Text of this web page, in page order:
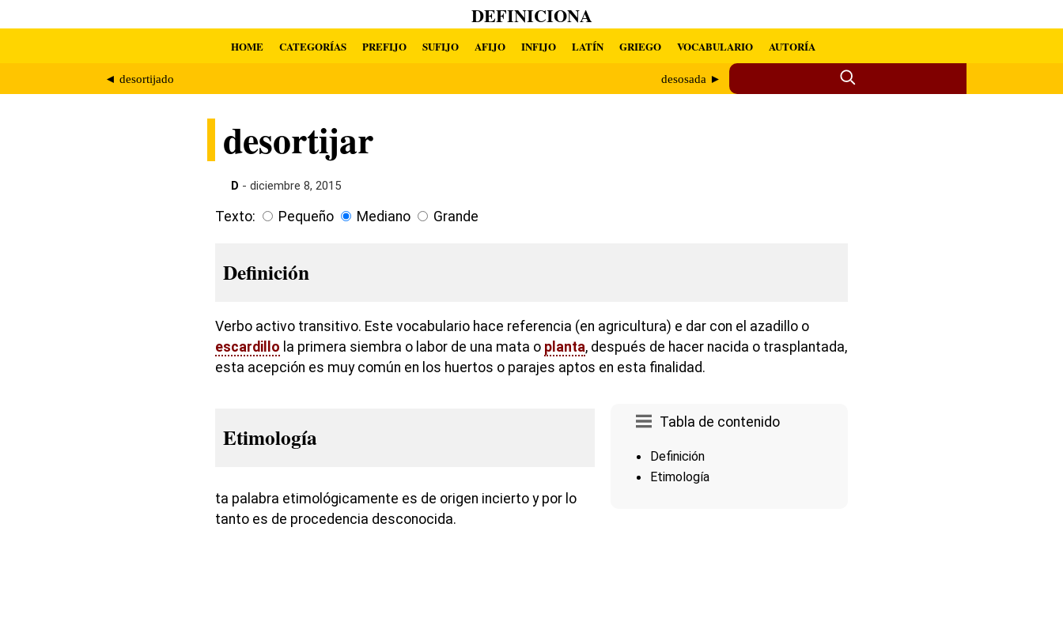
DEFINICIONA
HOME CATEGORÍAS PREFIJO SUFIJO AFIJO INFIJO LATÍN GRIEGO VOCABULARIO AUTORÍA
◄ desortijado desosada ►
desortijar
D - diciembre 8, 2015
Texto: Pequeño Mediano Grande
Definición
Verbo activo transitivo. Este vocabulario hace referencia (en agricultura) e dar con el azadillo o
escardillo la primera siembra o labor de una mata o planta, después de hacer nacida o trasplantada,
esta acepción es muy común en los huertos o parajes aptos en esta finalidad.
Tabla de contenido
Definición
Etimología
Etimología
ta palabra etimológicamente es de origen incierto y por lo
tanto es de procedencia desconocida.